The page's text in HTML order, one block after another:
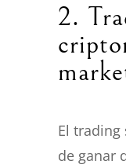
2.
El trading
de ganar